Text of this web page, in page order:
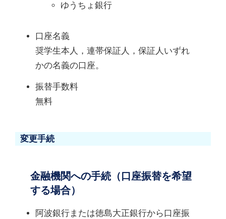
ゆうちょ銀行
口座名義
奨学生本人，連帯保証人，保証人いずれ
かの名義の口座。
振替手数料
無料
変更手続
金融機関への手続（口座振替を希望
する場合）
阿波銀行または徳島大正銀行から口座振